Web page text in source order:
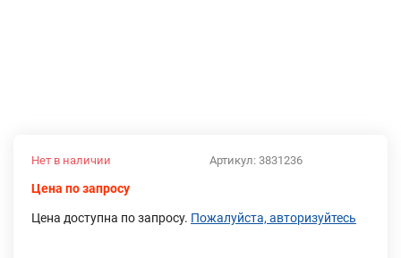
Артикул: 3831236
Нет в наличии
Цена по запросу
Цена доступна по запросу. Пожалуйста, авторизуйтесь